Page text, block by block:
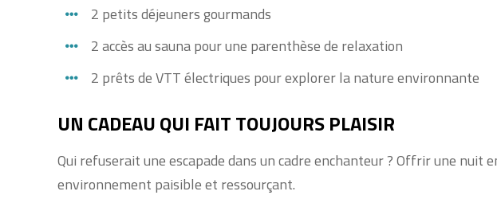
2 petits déjeuners gourmands
2 accès au sauna pour une parenthèse de relaxation
2 prêts de VTT électriques pour explorer la nature environnante
UN CADEAU QUI FAIT TOUJOURS PLAISIR
Qui refuserait une escapade dans un cadre enchanteur ? Offrir une nuit
environnement paisible et ressourçant.